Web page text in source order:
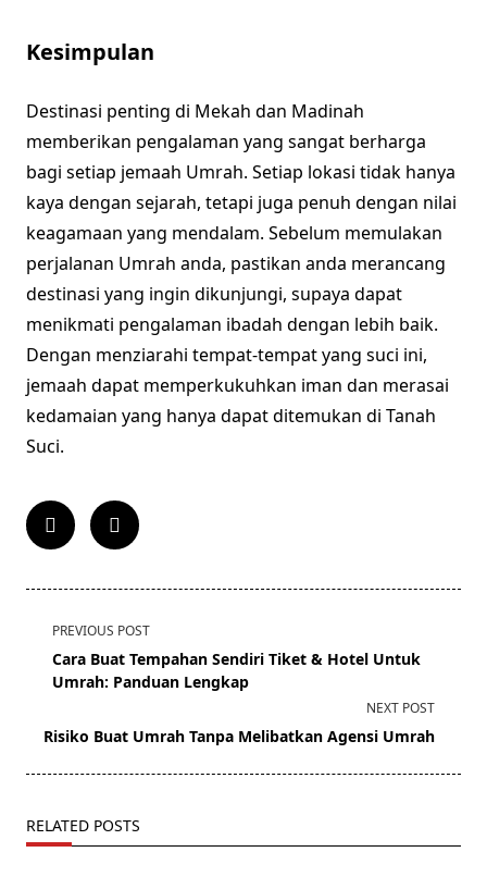
Kesimpulan
Destinasi penting di Mekah dan Madinah
memberikan pengalaman yang sangat berharga
bagi setiap jemaah Umrah. Setiap lokasi tidak hanya
kaya dengan sejarah, tetapi juga penuh dengan nilai
keagamaan yang mendalam. Sebelum memulakan
perjalanan Umrah anda, pastikan anda merancang
destinasi yang ingin dikunjungi, supaya dapat
menikmati pengalaman ibadah dengan lebih baik.
Dengan menziarahi tempat-tempat yang suci ini,
jemaah dapat memperkukuhkan iman dan merasai
kedamaian yang hanya dapat ditemukan di Tanah
Suci.
<span
class="nav-
subtitle
reader-
PREVIOUS POST
Cara Buat Tempahan Sendiri Tiket & Hotel Untuk
Umrah: Panduan Lengkap
NEXT POST
Risiko Buat Umrah Tanpa Melibatkan Agensi Umrah
RELATED POSTS